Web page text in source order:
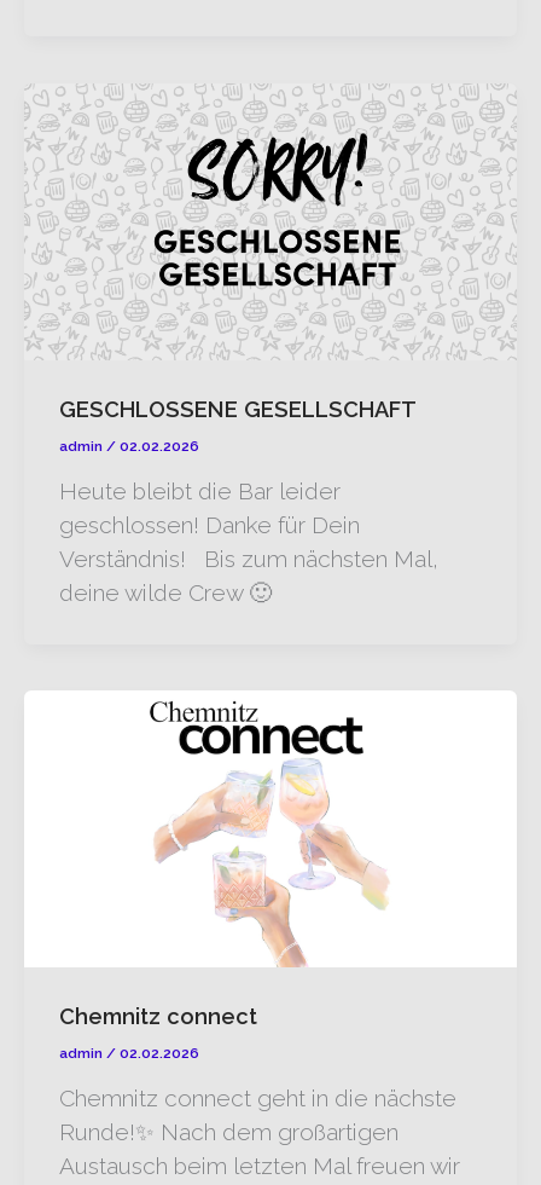
GESCHLOSSENE GESELLSCHAFT
admin / 02.02.2026
Heute bleibt die Bar leider
geschlossen! Danke für Dein
Verständnis! Bis zum nächsten Mal,
deine wilde Crew 🙂
Chemnitz connect
admin / 02.02.2026
Chemnitz connect geht in die nächste
Runde!✨ Nach dem großartigen
Austausch beim letzten Mal freuen wir